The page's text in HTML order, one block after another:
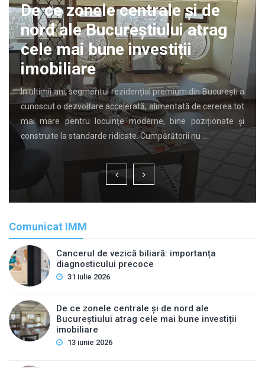
De ce zonele centrale și de
nord ale Bucureștiului atrag
cele mai bune investiții
imobiliare
În ultimii ani, segmentul rezidențial premium din București a
cunoscut o dezvoltare accelerată, alimentată de cererea tot
mai mare pentru locuințe moderne, bine poziționate și
construite la standarde ridicate. Cumpărătorii nu …
Comunicat IMM
Cancerul de vezică biliară: importanța
diagnosticului precoce
31 iulie 2026
De ce zonele centrale și de nord ale
Bucureștiului atrag cele mai bune investiții
imobiliare
13 iunie 2026